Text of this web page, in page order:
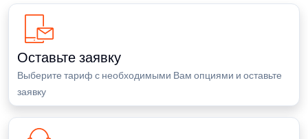
Оставьте заявку
Выберите тариф с необходимыми Вам опциями и оставьте
заявку